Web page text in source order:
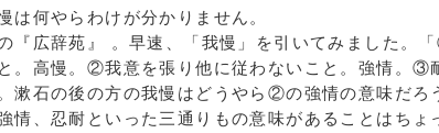
は何やらわけが分かりません。
『広辞苑』 。早速、「我慢」を引いてみました。
。高慢。②我意を張り他に従わないこと。強情。③
漱石の後の方の我慢はどうやら②の強情の意味だろ
情、忍耐といった三通りもの意味があることはちょ